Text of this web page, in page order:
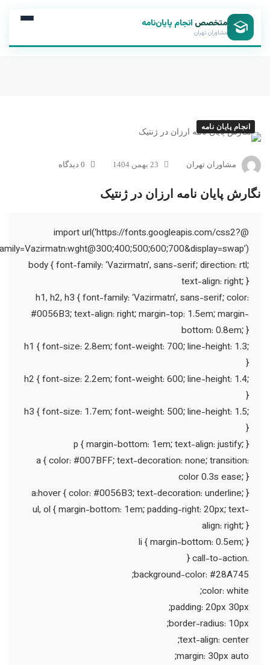
متخصص انجام پایان‌نامه
مشاوران تهران
انجام پایان نامه
مشاوران تهران 23 بهمن 1404 0 دیدگاه
نگارش پایان نامه ارزان در ژنتیک
@import url(‘https://fonts.googleapis.com/css2?
body { font-family: ‘Vazirmatn’, sans-serif; direction: rtl;
text-align: right; }
h1, h2, h3 { font-family: ‘Vazirmatn’, sans-serif; color:
#0056B3; text-align: right; margin-top: 1.5em; margin-
bottom: 0.8em; }
h1 { font-size: 2.8em; font-weight: 700; line-height: 1.3;
}
h2 { font-size: 2.2em; font-weight: 600; line-height: 1.4;
}
h3 { font-size: 1.7em; font-weight: 500; line-height: 1.5;
}
p { margin-bottom: 1em; text-align: justify; }
a { color: #007BFF; text-decoration: none; transition:
color 0.3s ease; }
a:hover { color: #0056B3; text-decoration: underline; }
ul, ol { margin-bottom: 1em; padding-right: 20px; text-
align: right; }
li { margin-bottom: 0.5em; }
.call-to-action {
background-color: #28A745;
color: white;
padding: 20px 30px;
border-radius: 10px;
text-align: center;
margin: 30px auto;